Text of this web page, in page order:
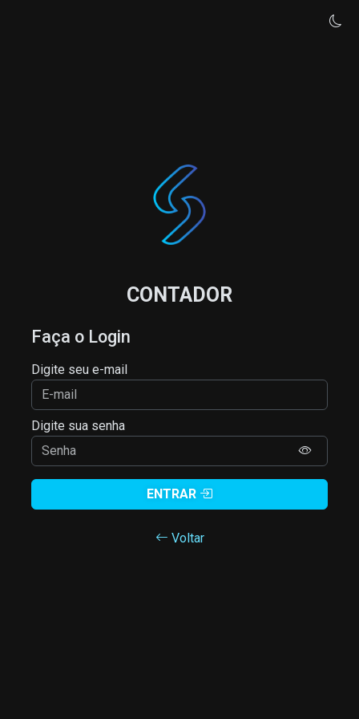
CONTADOR
Faça o Login
Digite seu e-mail
Digite sua senha
ENTRAR
Voltar